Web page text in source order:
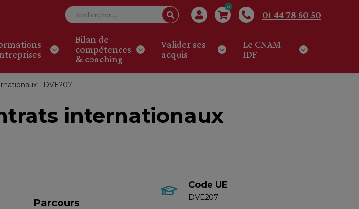
0
01 44 78 60 50
Bilan de
compétences
& coaching
Valider ses
acquis
Le CNAM
IDF
- DVE207
internationaux
Parcours
Code UE
DVE207